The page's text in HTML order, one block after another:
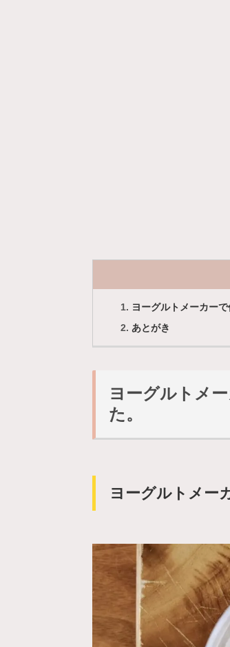
ヨーグルトメーカー
あとがき
ヨーグルトメ
た。
ヨーグルトメー